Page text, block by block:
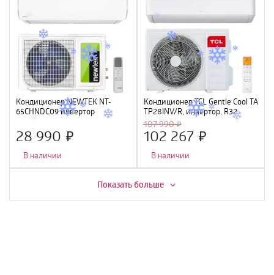
Кондиционер NEWTEK NT-
65CHNDC09 инвертор
<2700/2800W> , Golden Fin,
GMCC
28 990
В наличии
Кондиционер TCL Gentle Cool TAC-
TP28INV/R, инвертор, R32
107 990
102 267
В наличии
Скидка - 11%
Показать больше